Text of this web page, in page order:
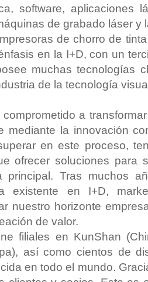
software, aplicaciones
de grabado láser y
de chorro de
en la I+D, con un
muchas tecnologías
de la tecnología
a
mediante la innovación
en este proceso,
ofrecer soluciones para
principal. Tras muchos
existente en I+D,
nuestro horizonte
de valor.
filiales en KunShan
así como cientos de
en todo el mundo.